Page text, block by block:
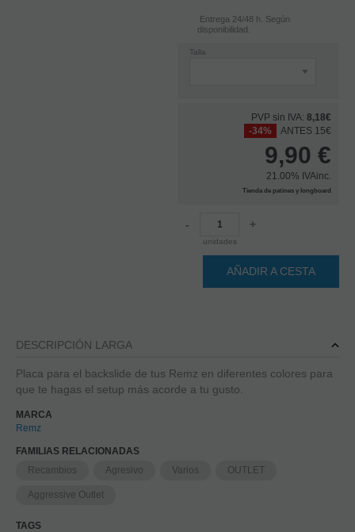
Entrega 24/48 h. Según
disponibilidad.
Talla
PVP sin IVA: 8,18€
-34%
ANTES 15€
9,90 €
21.00% IVAinc.
Tienda de patines y longboard
-
unidades
+
AÑADIR A CESTA
DESCRIPCIÓN LARGA
Placa para el backslide de tus Remz en diferentes colores para
que te hagas el setup más acorde a tu gusto.
MARCA
Remz
FAMILIAS RELACIONADAS
Recambios
Agresivo Varios OUTLET
Aggressive Outlet
TAGS